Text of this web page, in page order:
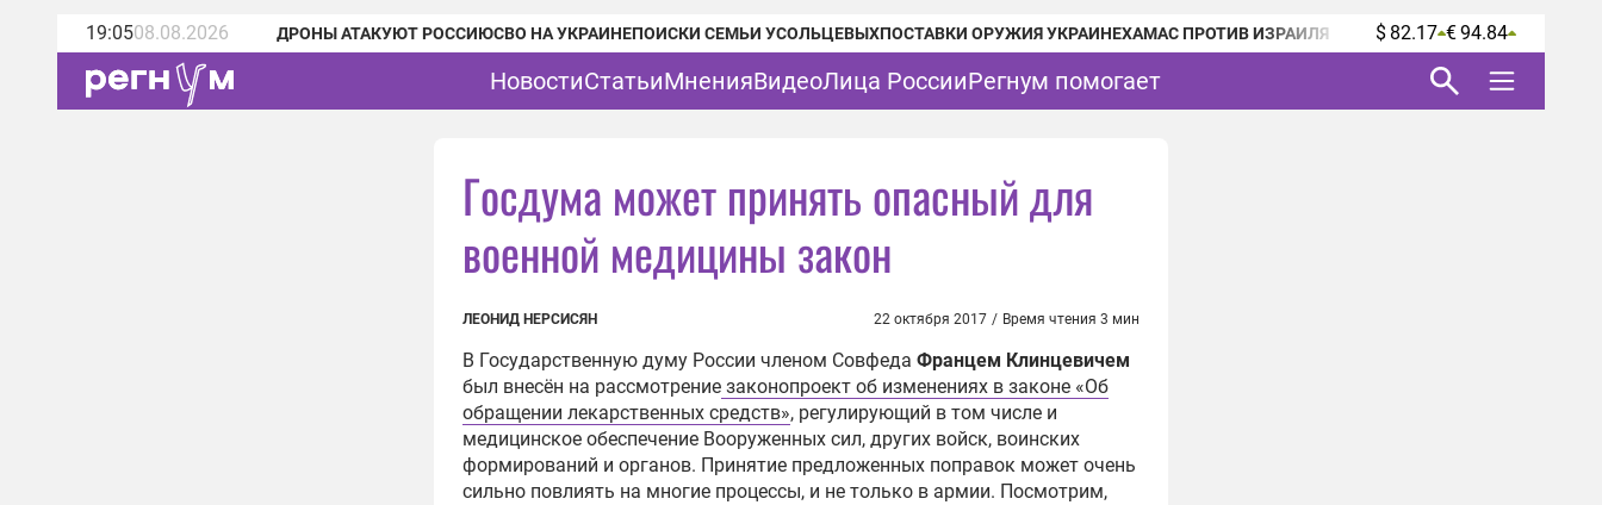
19:0508.08.2026 ДРОНЫ АТАКУЮТ РОССИЮСВО НА УКРАИНЕПОИСКИ СЕМЬИ УСОЛЬЦЕВЫХПОСТАВКИ ОРУЖИЯ УКРАИНЕХАМАС ПРОТИВ ИЗРАИЛЯ $ 82.17 € 94.84
НовостиСтатьиМненияВидеоЛица РоссииРегнум помогает
Госдума может принять опасный для
военной медицины закон
ЛЕОНИД НЕРСИСЯН 22 октября 2017 / Время чтения 3 мин
В Государственную думу России членом Совфеда Францем Клинцевичем
был внесён на рассмотрение законопроект об изменениях в законе «Об
обращении лекарственных средств», регулирующий в том числе и
медицинское обеспечение Вооруженных сил, других войск, воинских
формирований и органов. Принятие предложенных поправок может очень
сильно повлиять на многие процессы, и не только в армии. Посмотрим,